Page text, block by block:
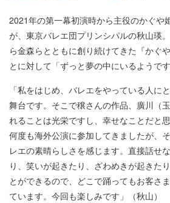
2021年の第一幕初演時から主役のかぐや
が、東京バレエ団プリンシパルの秋山瑛
ら金森らとともに創り続けてきた『かぐ
とに対して「ずっと夢の中にいるようで
「私をはじめ、バレエをやっている人に
舞台です。そこで穣さんの作品、廣川（
れることは光栄ですし、幸せなことだと
何度も海外公演に参加してきましたが、
レエの素晴らしさを感じます。直接話せ
り、笑いが起きたり、ざわめきが起きた
とができるので、どこで踊ってもお客さ
ています。今回も楽しみです」（秋山）